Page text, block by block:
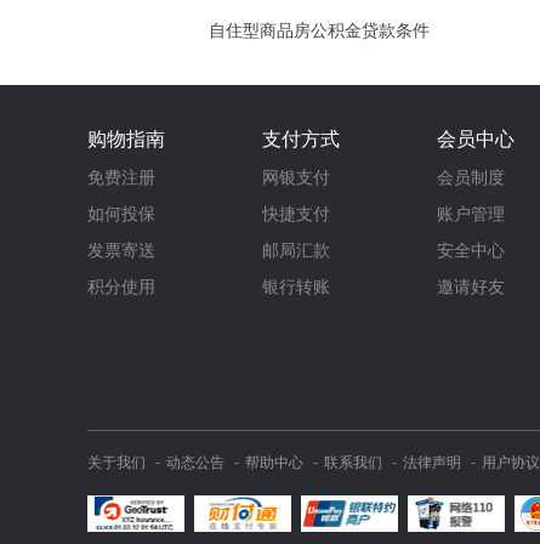
自住型商品房公积金贷款条件
购物指南
免费注册
如何投保
发票寄送
积分使用
支付方式
网银支付
快捷支付
邮局汇款
银行转账
会员中心
会员制度
账户管理
安全中心
邀请好友
关于我们 动态公告 帮助中心 联系我们 法律声明 用户协议